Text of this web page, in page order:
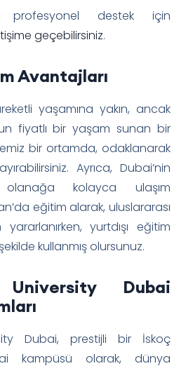
destek için
geçebilirsiniz.
Avantajları
yaşamına yakın, ancak
fiyatlı bir yaşam sunan bir
bir ortamda, odaklanarak
Ayrıca, Dubai’nin
kolayca ulaşım
eğitim alarak, uluslararası
yurtdışı eğitim
şekilde kullanmış olursunuz.
University Dubai
Dubai, prestijli bir İskoç
kampüsü olarak, dünya